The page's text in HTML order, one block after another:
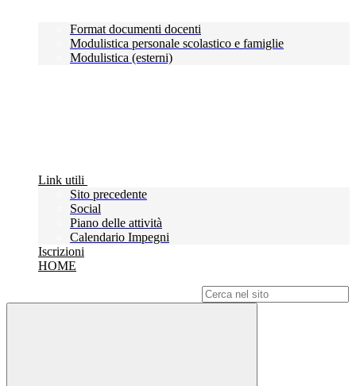
Format documenti docenti
Modulistica personale scolastico e famiglie
Modulistica (esterni)
Link utili
Sito precedente
Social
Piano delle attività
Calendario Impegni
Iscrizioni
HOME